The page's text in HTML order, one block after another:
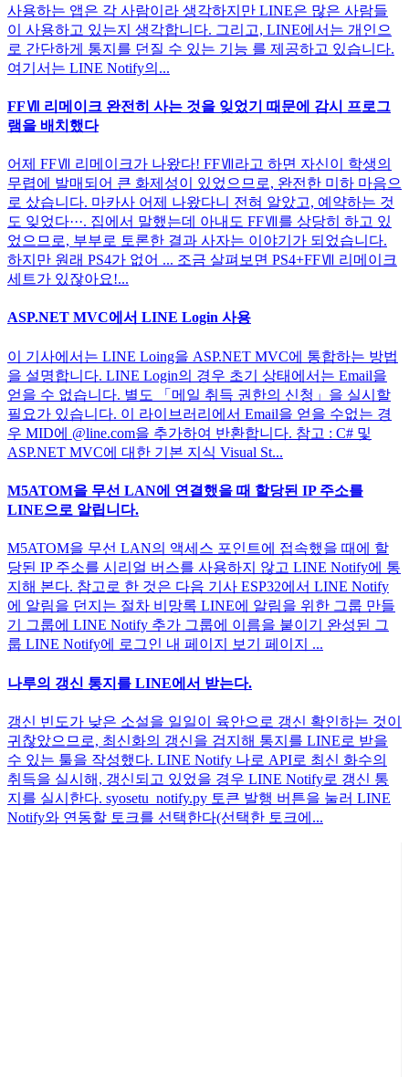
사용하는 앱은 각 사람이라 생각하지만 LINE은 많은 사람들
이 사용하고 있는지 생각합니다. 그리고, LINE에서는 개인으
로 간단하게 통지를 던질 수 있는 기능 를 제공하고 있습니다.
여기서는 LINE Notify의...
FFⅦ 리메이크 완전히 사는 것을 잊었기 때문에 감시 프로그
램을 배치했다
어제 FFⅦ 리메이크가 나왔다! FFⅦ라고 하면 자신이 학생의
무렵에 발매되어 큰 화제성이 있었으므로, 완전한 미하 마음으
로 샀습니다. 마카사 어제 나왔다니 전혀 알았고, 예약하는 것
도 잊었다···. 집에서 말했는데 아내도 FFⅦ를 상당히 하고 있
었으므로, 부부로 토론한 결과 사자는 이야기가 되었습니다.
하지만 원래 PS4가 없어 ... 조금 살펴보면 PS4+FFⅦ 리메이크
세트가 있잖아요!...
ASP.NET MVC에서 LINE Login 사용
이 기사에서는 LINE Loing을 ASP.NET MVC에 통합하는 방법
을 설명합니다. LINE Login의 경우 초기 상태에서는 Email을
얻을 수 없습니다. 별도 「메일 취득 권한의 신청」을 실시할
필요가 있습니다. 이 라이브러리에서 Email을 얻을 수없는 경
우 MID에 @line.com을 추가하여 반환합니다. 참고 : C# 및
ASP.NET MVC에 대한 기본 지식 Visual St...
M5ATOM을 무선 LAN에 연결했을 때 할당된 IP 주소를
LINE으로 알립니다.
M5ATOM을 무선 LAN의 액세스 포인트에 접속했을 때에 할
당된 IP 주소를 시리얼 버스를 사용하지 않고 LINE Notify에 통
지해 본다. 참고로 한 것은 다음 기사 ESP32에서 LINE Notify
에 알림을 던지는 절차 비망록 LINE에 알림을 위한 그룹 만들
기 그룹에 LINE Notify 추가 그룹에 이름을 붙이기 완성된 그
룹 LINE Notify에 로그인 내 페이지 보기 페이지 ...
나루의 갱신 통지를 LINE에서 받는다.
갱신 빈도가 낮은 소설을 일일이 육안으로 갱신 확인하는 것이
귀찮았으므로, 최신화의 갱신을 검지해 통지를 LINE로 받을
수 있는 툴을 작성했다. LINE Notify 나로 API로 최신 화수의
취득을 실시해, 갱신되고 있었을 경우 LINE Notify로 갱신 통
지를 실시한다. syosetu_notify.py 토큰 발행 버튼을 눌러 LINE
Notify와 연동할 토크를 선택한다(선택한 토크에...